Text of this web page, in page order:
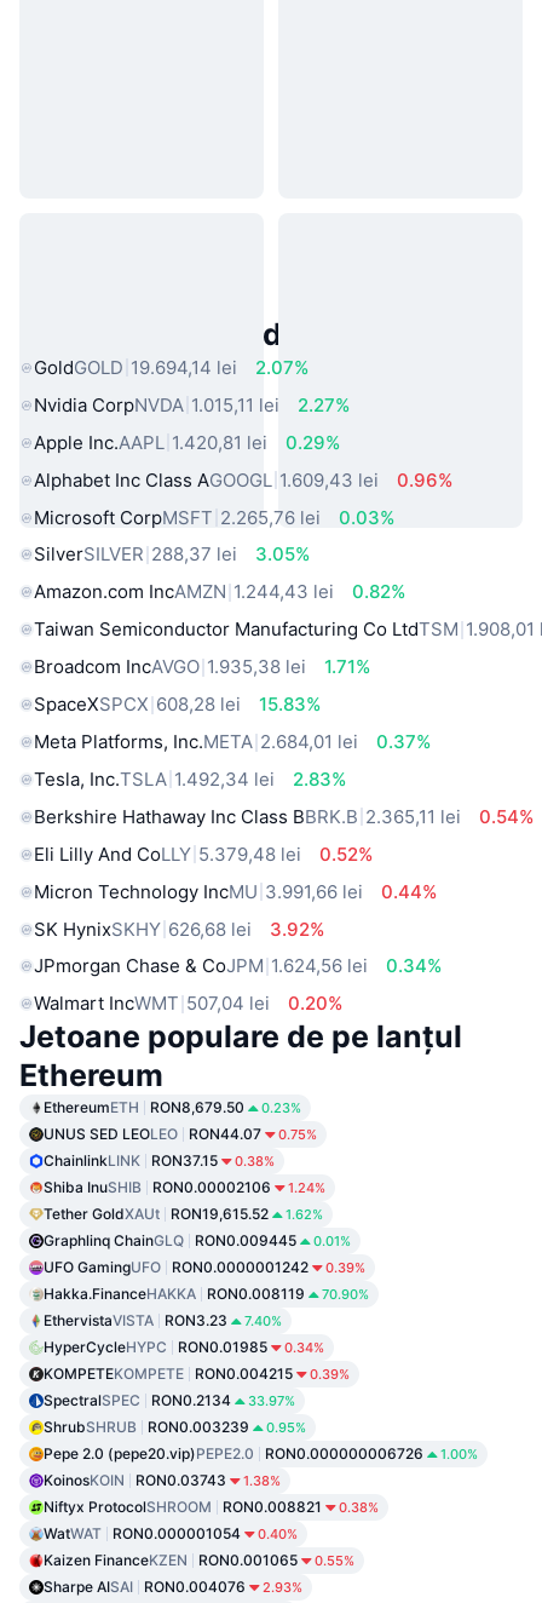
Active Populare din Lumea Reală
GoldGOLD 19.694,14 lei
2.07%
Nvidia CorpNVDA 1.015,11 lei
2.27%
Apple Inc.AAPL 1.420,81 lei
0.29%
Alphabet Inc Class AGOOGL 1.609,43 lei
0.96%
Microsoft CorpMSFT 2.265,76 lei
0.03%
SilverSILVER 288,37 lei
3.05%
Amazon.com IncAMZN 1.244,43 lei
0.82%
Taiwan Semiconductor Manufacturing Co LtdTSM 1.908,01
Broadcom IncAVGO 1.935,38 lei
1.71%
SpaceXSPCX 608,28 lei
15.83%
Meta Platforms, Inc.META 2.684,01 lei
0.37%
Tesla, Inc.TSLA 1.492,34 lei
2.83%
Berkshire Hathaway Inc Class BBRK.B 2.365,11 lei
0.54%
Eli Lilly And CoLLY 5.379,48 lei
0.52%
Micron Technology IncMU 3.991,66 lei
0.44%
SK HynixSKHY 626,68 lei
3.92%
JPmorgan Chase & CoJPM 1.624,56 lei
0.34%
Walmart IncWMT 507,04 lei 0.20%
Jetoane populare de pe lanțul
Ethereum
EthereumETH RON8,679.50 0.23%
UNUS SED LEOLEO RON44.07 0.75%
ChainlinkLINK RON37.15 0.38%
Shiba InuSHIB RON0.00002106 1.24%
Tether GoldXAUt RON19,615.52 1.62%
Graphlinq ChainGLQ RON0.009445 0.01%
UFO GamingUFO RON0.0000001242 0.39%
Hakka.FinanceHAKKA RON0.008119 70.90%
EthervistaVISTA RON3.23 7.40%
HyperCycleHYPC RON0.01985 0.34%
KOMPETEKOMPETE RON0.004215 0.39%
SpectralSPEC RON0.2134 33.97%
ShrubSHRUB RON0.003239 0.95%
Pepe 2.0 (pepe20.vip)PEPE2.0 RON0.000000006726 1.00%
KoinosKOIN RON0.03743 1.38%
Niftyx ProtocolSHROOM RON0.008821 0.38%
WatWAT RON0.000001054 0.40%
Kaizen FinanceKZEN RON0.001065 0.55%
Sharpe AISAI RON0.004076 2.93%